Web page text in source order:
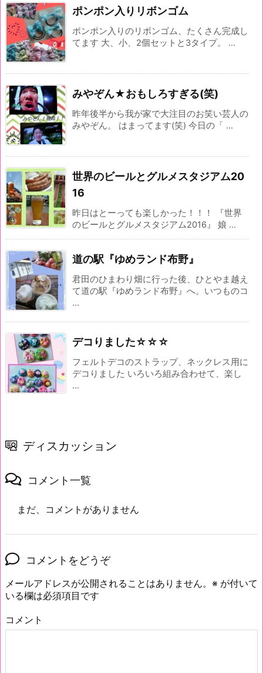
ポンポン入りリボンゴム
ポンポン入りのリボンゴム、たくさん完成し
てます 大、小、2個セットと3タイプ。 ...
みやぞん★おもしろすぎる(笑)
昨年後半から我が家で大注目のお笑い芸人の
みやぞん。 はまってます(笑) 今日の「 ...
世界のビールとグルメスタジアム20
16
昨日はとーっても楽しかった！！！ 『世界
のビールとグルメスタジアム2016』 娘 ...
道の駅『ゆめランド布野』
君田のひまわり畑に行った後、ひとやま越え
て道の駅『ゆめランド布野』へ。いつものコ
...
デコりました☆☆☆
フェルトデコのストラップ、ネックレス用に
デコりました いろいろ組み合わせて、楽し
...
ディスカッション
コメント一覧
まだ、コメントがありません
コメントをどうぞ
メールアドレスが公開されることはありません。 ※ が付いて
いる欄は必須項目です
コメント